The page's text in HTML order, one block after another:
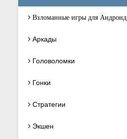
Взломанные игры для Андроид
Аркады
Головоломки
Гонки
Стратегии
Экшен